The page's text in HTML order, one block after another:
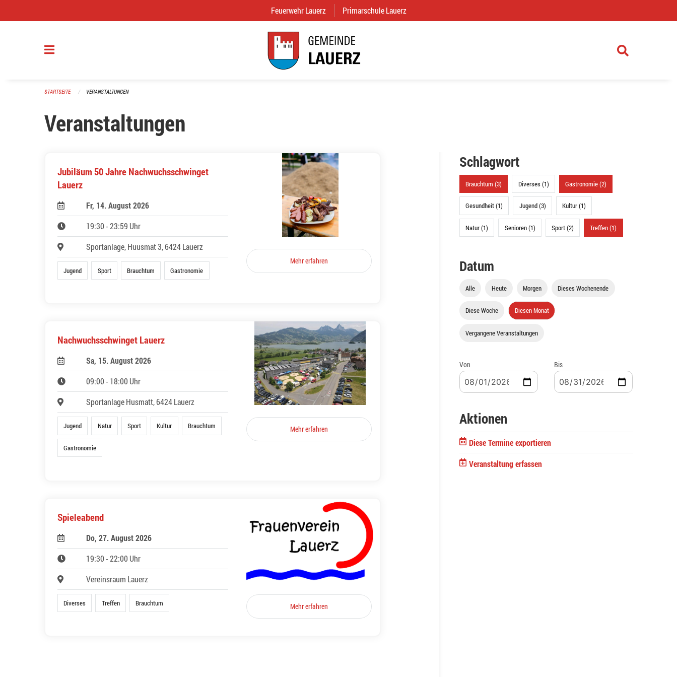
Feuerwehr Lauerz (External Link)
Primarschule Lauerz
STARTSEITE VERANSTALTUNGEN
Veranstaltungen
Jubiläum 50 Jahre Nachwuchsschwinget
Lauerz
Fr, 14. August 2026
19:30 - 23:59 Uhr
Sportanlage, Huusmat 3, 6424 Lauerz
Jugend Sport Brauchtum Gastronomie
Mehr erfahren
Nachwuchsschwinget Lauerz
Sa, 15. August 2026
09:00 - 18:00 Uhr
Sportanlage Husmatt, 6424 Lauerz
Jugend Natur Sport Kultur Brauchtum
Gastronomie
Mehr erfahren
Spieleabend
Do, 27. August 2026
19:30 - 22:00 Uhr
Vereinsraum Lauerz
Diverses Treffen Brauchtum Mehr erfahren
Schlagwort
Brauchtum (3) Diverses (1) Gastronomie (2)
Gesundheit (1) Jugend (3) Kultur (1)
Natur (1) Senioren (1) Sport (2) Treffen (1)
Datum
Alle Heute Morgen Dieses Wochenende
Diese Woche Diesen Monat
Vergangene Veranstaltungen
Von Bis
Aktionen
Diese Termine exportieren
Veranstaltung erfassen